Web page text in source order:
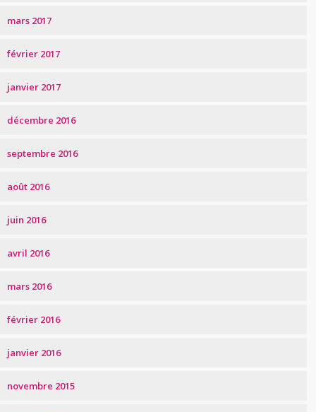
mars 2017
février 2017
janvier 2017
décembre 2016
septembre 2016
août 2016
juin 2016
avril 2016
mars 2016
février 2016
janvier 2016
novembre 2015